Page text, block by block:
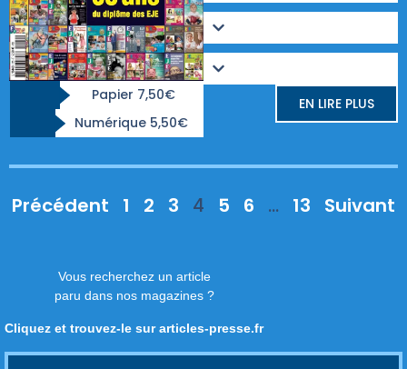
Papier 7,50€
Numérique 5,50€
EN LIRE PLUS
Précédent 1 2 3 4 5 6 … 13 Suivant
Vous recherchez un article
paru dans nos magazines ?
Cliquez et trouvez-le sur articles-presse.fr